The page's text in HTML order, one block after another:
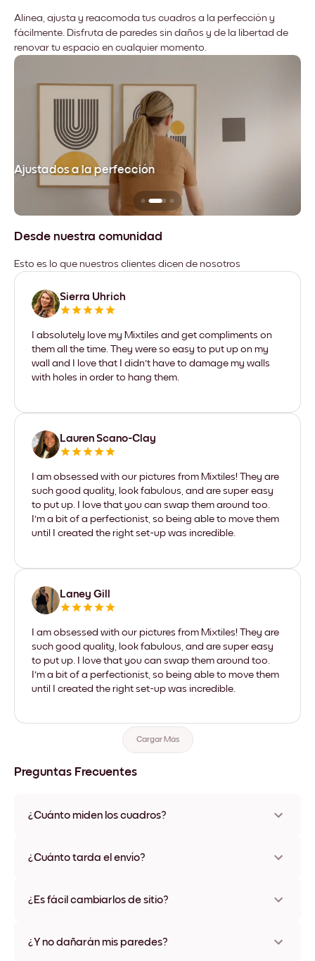
Alinea, ajusta y reacomoda tus cuadros a la perfección y
fácilmente. Disfruta de paredes sin daños y de la libertad de
renovar tu espacio en cualquier momento.
Ajustados a la perfección
Desde nuestra comunidad
Esto es lo que nuestros clientes dicen de nosotros
Sierra Uhrich
I absolutely love my Mixtiles and get compliments on
them all the time. They were so easy to put up on my
wall and I love that I didn't have to damage my walls
with holes in order to hang them.
Lauren Scano-Clay
I am obsessed with our pictures from Mixtiles! They are
such good quality, look fabulous, and are super easy
to put up. I love that you can swap them around too.
I'm a bit of a perfectionist, so being able to move them
until I created the right set-up was incredible.
Laney Gill
I am obsessed with our pictures from Mixtiles! They are
such good quality, look fabulous, and are super easy
to put up. I love that you can swap them around too.
I'm a bit of a perfectionist, so being able to move them
until I created the right set-up was incredible.
Cargar Más
Preguntas Frecuentes
¿Cuánto miden los cuadros?
varios materiales y colores de marco, incluidas opciones sin
¿Cuánto tarda el envío?
disponibles en algunos países. Te enviaremos un número de
¿Es fácil cambiarlos de sitio?
ningún daño
¿Y no dañarán mis paredes?